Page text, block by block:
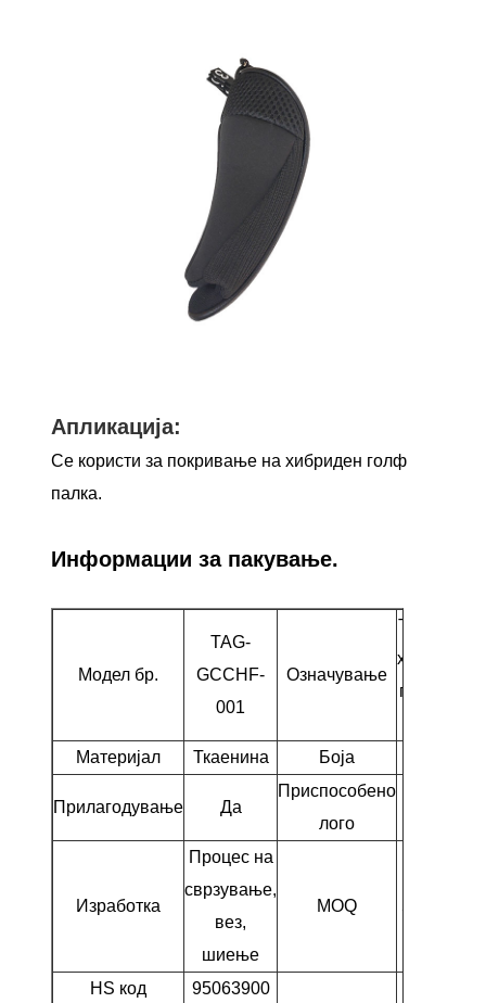
Апликација:
Се користи за покривање на хибриден голф
палка.
Информации за пакување.
Модел бр.
TAG-
GCCHF-
001
Означување
Ткаенина
хибридна
покривка
Материјал
Ткаенина Боја
Прилагодување Да
Приспособено
лого
Изработка
Процес на
сврзување,
вез,
шиење
MOQ 500 ЕЕЗ
HS код 95063900